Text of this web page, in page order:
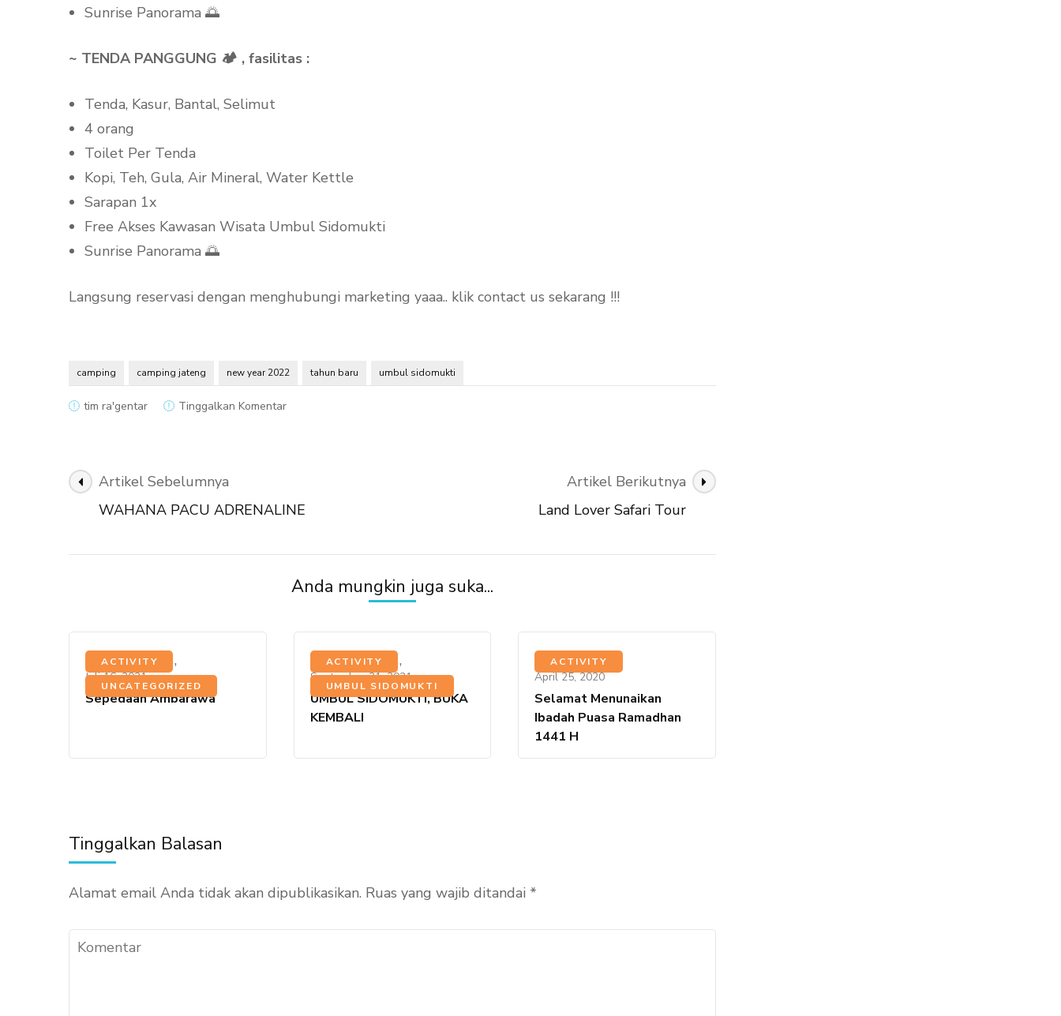
Sunrise Panorama 🌅
~ TENDA PANGGUNG 🏕️ , fasilitas :
Tenda, Kasur, Bantal, Selimut
4 orang
Toilet Per Tenda
Kopi, Teh, Gula, Air Mineral, Water Kettle
Sarapan 1x
Free Akses Kawasan Wisata Umbul Sidomukti
Sunrise Panorama 🌅
Langsung reservasi dengan menghubungi marketing yaaa.. klik contact us sekarang !!!
camping camping jateng new year 2022 tahun baru umbul sidomukti
tim ra'gentar Tinggalkan Komentarpada
RAGENTAR
Navigasi
Artikel
Artikel Sebelumnya
WAHANA PACU ADRENALINE
Artikel Berikutnya
Land Lover Safari Tour
Anda mungkin juga suka...
ACTIVITY ,
UNCATEGORIZED
Juli 16, 2021
Sepedaan Ambarawa
ACTIVITY ,
UMBUL SIDOMUKTI
September 21, 2021
UMBUL SIDOMUKTI, BUKA
KEMBALI
ACTIVITY
April 25, 2020
Selamat Menunaikan
Ibadah Puasa Ramadhan
1441 H
Tinggalkan Balasan
Alamat email Anda tidak akan dipublikasikan. Ruas yang wajib ditandai *
Komentar